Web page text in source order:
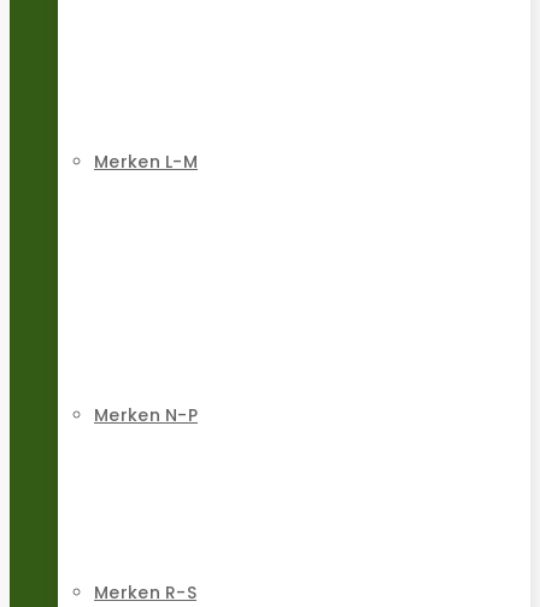
Merken L-M
Merken N-P
Merken R-S